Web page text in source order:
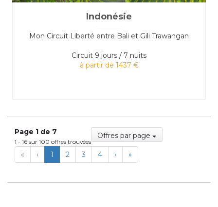
Indonésie
Mon Circuit Liberté entre Bali et Gili Trawangan
Circuit 9 jours / 7 nuits
à partir de 1437 €
Page 1 de 7
1 - 16 sur 100 offres trouvées
Offres par page
« First‹Previous
1 2 3 4 ›Next
»